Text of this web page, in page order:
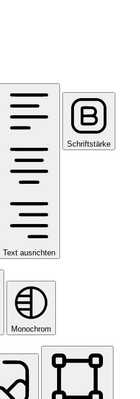
Text ausrichten
Schriftstärke
Monochrom